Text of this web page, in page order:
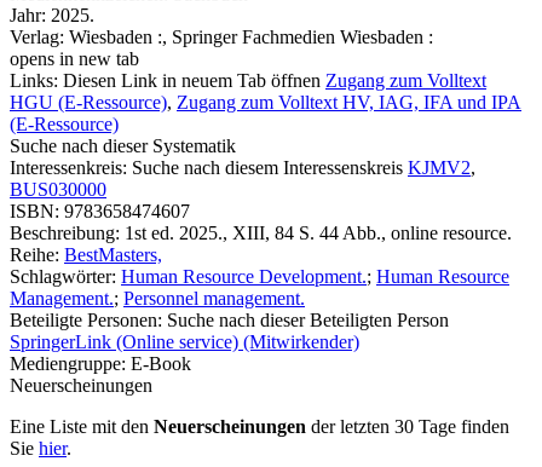
Jahr: 2025.
Verlag: Wiesbaden :, Springer Fachmedien Wiesbaden :
opens in new tab
Links: Diesen Link in neuem Tab öffnen Zugang zum Volltext
HGU (E-Ressource), Zugang zum Volltext HV, IAG, IFA und IPA
(E-Ressource)
Suche nach dieser Systematik
Interessenkreis: Suche nach diesem Interessenskreis KJMV2,
BUS030000
ISBN: 9783658474607
Beschreibung: 1st ed. 2025., XIII, 84 S. 44 Abb., online resource.
Reihe: BestMasters,
Schlagwörter: Human Resource Development.; Human Resource
Management.; Personnel management.
Beteiligte Personen: Suche nach dieser Beteiligten Person
SpringerLink (Online service) (Mitwirkender)
Mediengruppe: E-Book
Neuerscheinungen
Eine Liste mit den Neuerscheinungen der letzten 30 Tage finden
Sie hier.